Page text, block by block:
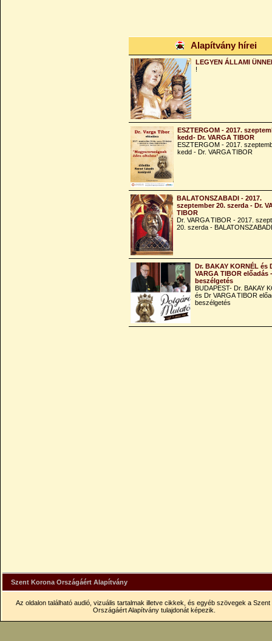
Alapítvány hírei
LEGYEN ÁLLAMI
!
ESZTERGOM - 2017.
kedd- Dr. VARGA TIBOR
ESZTERGOM - 2017.
kedd - Dr. VARGA TIBOR
BALATONSZABADI - 2017.
szeptember 20. szerda - Dr.
TIBOR
Dr. VARGA TIBOR - 2017.
20. szerda - BALATONSZABADI
Dr. BAKAY KORNÉL és
VARGA TIBOR előadás -
beszélgetés
BUDAPEST- Dr. BAKAY
és Dr VARGA TIBOR
beszélgetés
Szent Korona Országáért Alapítvány
Az oldalon található audió, vizuális tartalmak illetve cikkek, és egyéb szövegek a Szent
Országáért Alapítvány tulajdonát képezik.